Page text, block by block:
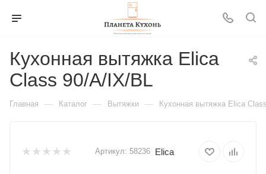
Кухонная вытяжка Elica
Class 90/A/IX/BL
Главная — Каталог — Вытяжки — Кухонная вытяжка Elica
Артикул: 58236 Elica